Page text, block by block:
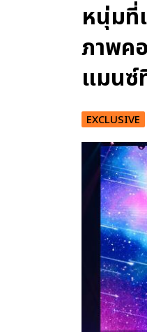
หนุ่มที่
ภาพค
แมนซ์
EXCLUSIVE